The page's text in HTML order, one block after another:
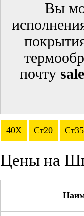
Вы
почту
40Х Ст20 Ст35
Цены на